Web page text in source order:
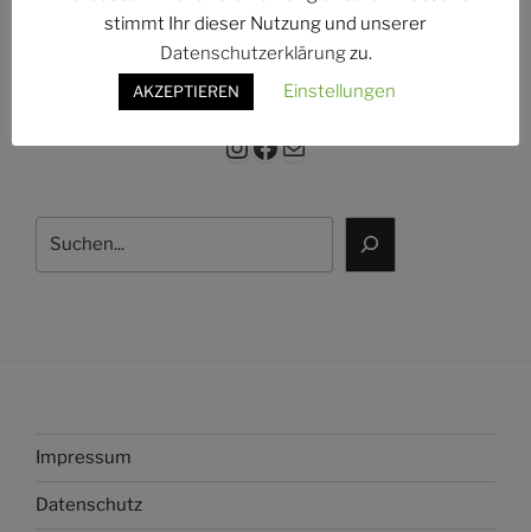
Instagram
Facebook
E-Mail
Impressum
Datenschutz
stimmt Ihr dieser Nutzung und unserer
Datenschutzerklärungzu.
AKZEPTIEREN Einstellungen